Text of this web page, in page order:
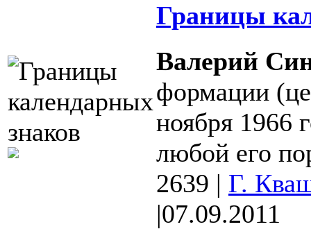
Границы
Валерий
формации
ноября 1966
любой его
2639 | Г.
|07.09.2011